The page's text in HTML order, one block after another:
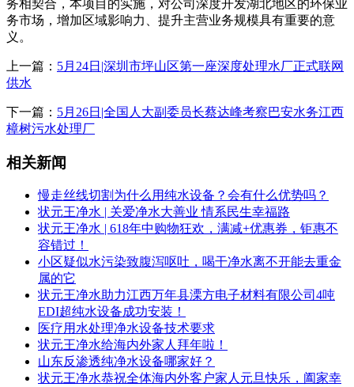
务相契合，本项目的实施，对公司深度开发湖北地区的环保业
务市场，增加区域影响力、提升主营业务规模具有重要的意
义。
上一篇： 5月24日|深圳市坪山区第一座深度处理水厂正式联网
供水
下一篇： 5月26日|全国人大副委员长蔡达峰考察巴安水务江西
樟树污水处理厂
相关新闻
慢走丝线切割为什么用纯水设备？会有什么优势吗？
状元王净水 | 关爱净水大善业 情系民生幸福路
状元王净水 | 618年中购物狂欢，满减+优惠券，钜惠不
容错过！
小区疑似水污染致腹泻呕吐，喝干净水离不开能去重金
属的它
状元王净水助力江西万年县溧方电子材料有限公司4吨
EDI超纯水设备成功安装！
医疗用水处理净水设备技术要求
状元王净水给海内外家人拜年啦！
山东反渗透纯净水设备哪家好？
状元王净水恭祝全体海内外客户家人元旦快乐，阖家幸